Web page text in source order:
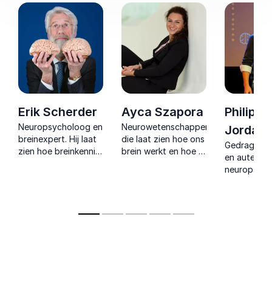
Erik Scherder
Neuropsycholoog en
breinexpert. Hij laat
zien hoe breinkennis
Ayca Szapora
Neurowetenschapper
die laat zien hoe ons
brein werkt en hoe je
Philip
en auteur